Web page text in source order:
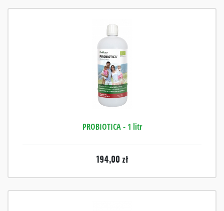
PROBIOTICA - 1 litr
194,00 zł